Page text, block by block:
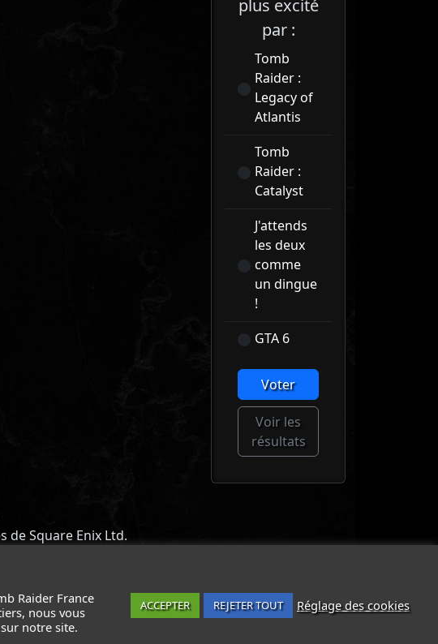
plus excité
par :
Tomb
Raider :
Legacy of
Atlantis
Tomb
Raider :
Catalyst
J'attends
les deux
comme
un dingue
!
GTA 6
Voter
Voir les
résultats
Raider France
nous vous
notre site.
ACCEPTER REJETER TOUT Réglage des cookies
de Square Enix Ltd.